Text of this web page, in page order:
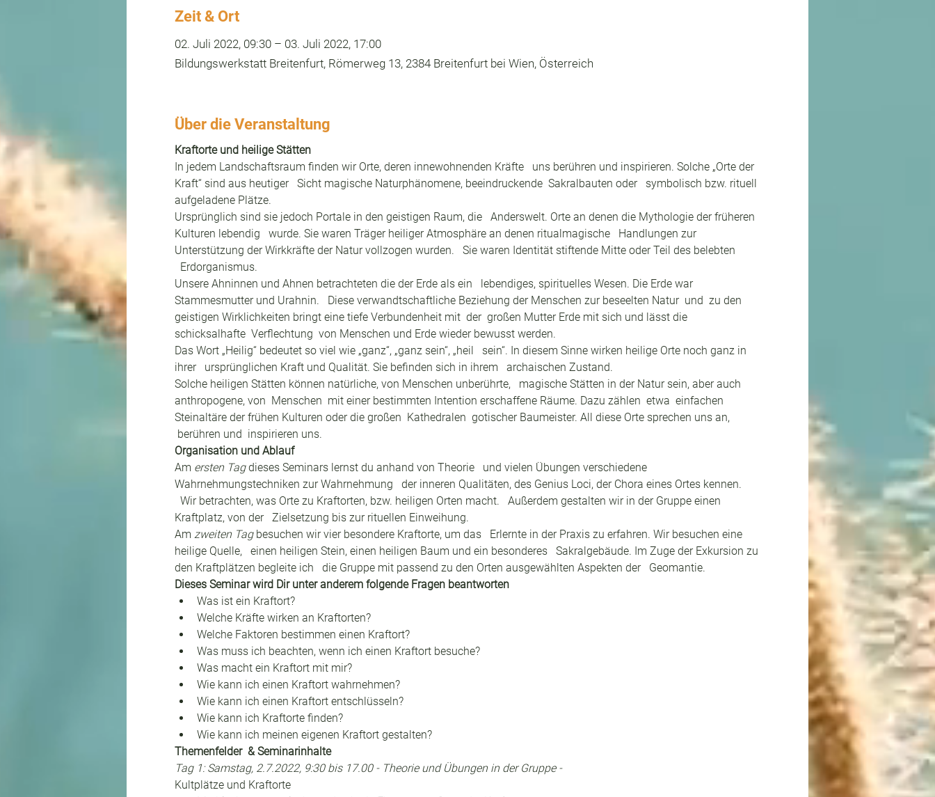
Zeit & Ort
02. Juli 2022, 09:30 – 03. Juli 2022, 17:00
Bildungswerkstatt Breitenfurt, Römerweg 13, 2384 Breitenfurt bei Wien, Österreich
Über die Veranstaltung
Kraftorte und heilige Stätten
In jedem Landschaftsraum finden wir Orte, deren innewohnenden Kräfte   uns berühren und inspirieren. Solche „Orte der
Kraft“ sind aus heutiger   Sicht magische Naturphänomene, beeindruckende  Sakralbauten oder   symbolisch bzw. rituell
aufgeladene Plätze.
Ursprünglich sind sie jedoch Portale in den geistigen Raum, die   Anderswelt. Orte an denen die Mythologie der früheren
Kulturen lebendig   wurde. Sie waren Träger heiliger Atmosphäre an denen ritualmagische   Handlungen zur
Unterstützung der Wirkkräfte der Natur vollzogen wurden.   Sie waren Identität stiftende Mitte oder Teil des belebten
Erdorganismus.
Unsere Ahninnen und Ahnen betrachteten die der Erde als ein   lebendiges, spirituelles Wesen. Die Erde war
Stammesmutter und Urahnin.   Diese verwandtschaftliche Beziehung der Menschen zur beseelten Natur  und  zu den
geistigen Wirklichkeiten bringt eine tiefe Verbundenheit mit  der  großen Mutter Erde mit sich und lässt die
schicksalhafte  Verflechtung  von Menschen und Erde wieder bewusst werden.
Das Wort „Heilig“ bedeutet so viel wie „ganz“, „ganz sein“, „heil   sein“. In diesem Sinne wirken heilige Orte noch ganz in
ihrer   ursprünglichen Kraft und Qualität. Sie befinden sich in ihrem   archaischen Zustand.
Solche heiligen Stätten können natürliche, von Menschen unberührte,   magische Stätten in der Natur sein, aber auch
anthropogene, von  Menschen  mit einer bestimmten Intention erschaffene Räume. Dazu zählen  etwa  einfachen
Steinaltäre der frühen Kulturen oder die großen  Kathedralen  gotischer Baumeister. All diese Orte sprechen uns an,
berühren und  inspirieren uns.
Organisation und Ablauf
Am ersten Tag dieses Seminars lernst du anhand von Theorie   und vielen Übungen verschiedene
Wahrnehmungstechniken zur Wahrnehmung   der inneren Qualitäten, des Genius Loci, der Chora eines Ortes kennen.
Wir betrachten, was Orte zu Kraftorten, bzw. heiligen Orten macht.   Außerdem gestalten wir in der Gruppe einen
Kraftplatz, von der   Zielsetzung bis zur rituellen Einweihung.
Am zweiten Tag besuchen wir vier besondere Kraftorte, um das   Erlernte in der Praxis zu erfahren. Wir besuchen eine
heilige Quelle,   einen heiligen Stein, einen heiligen Baum und ein besonderes   Sakralgebäude. Im Zuge der Exkursion zu
den Kraftplätzen begleite ich   die Gruppe mit passend zu den Orten ausgewählten Aspekten der   Geomantie.
Dieses Seminar wird Dir unter anderem folgende Fragen beantworten
Was ist ein Kraftort?
Welche Kräfte wirken an Kraftorten?
Welche Faktoren bestimmen einen Kraftort?
Was muss ich beachten, wenn ich einen Kraftort besuche?
Was macht ein Kraftort mit mir?
Wie kann ich einen Kraftort wahrnehmen?
Wie kann ich einen Kraftort entschlüsseln?
Wie kann ich Kraftorte finden?
Wie kann ich meinen eigenen Kraftort gestalten?
Themenfelder  & Seminarinhalte
Tag 1: Samstag, 2.7.2022, 9:30 bis 17.00 - Theorie und Übungen in der Gruppe -
Kultplätze und Kraftorte